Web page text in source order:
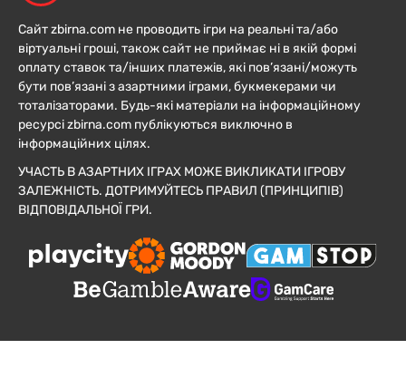
Сайт zbirna.com не проводить ігри на реальні та/або
віртуальні гроші, також сайт не приймає ні в якій формі
оплату ставок та/інших платежів, які пов’язані/можуть
бути пов’язані з азартними іграми, букмекерами чи
тоталізаторами. Будь-які матеріали на інформаційному
ресурсі zbirna.com публікуються виключно в
інформаційних цілях.
УЧАСТЬ В АЗАРТНИХ ІГРАХ МОЖЕ ВИКЛИКАТИ ІГРОВУ
ЗАЛЕЖНІСТЬ. ДОТРИМУЙТЕСЬ ПРАВИЛ (ПРИНЦИПІВ)
ВІДПОВІДАЛЬНОЇ ГРИ.